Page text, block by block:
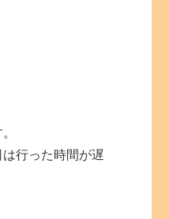
行った時間が遅